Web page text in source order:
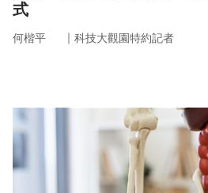
式
何楷平 ｜ 科技大觀園特約記者